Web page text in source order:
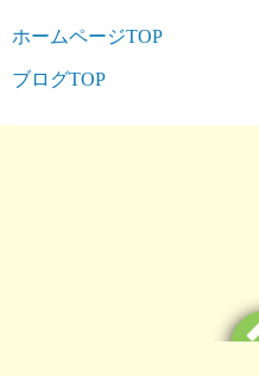
ホームページTOP
ブログTOP